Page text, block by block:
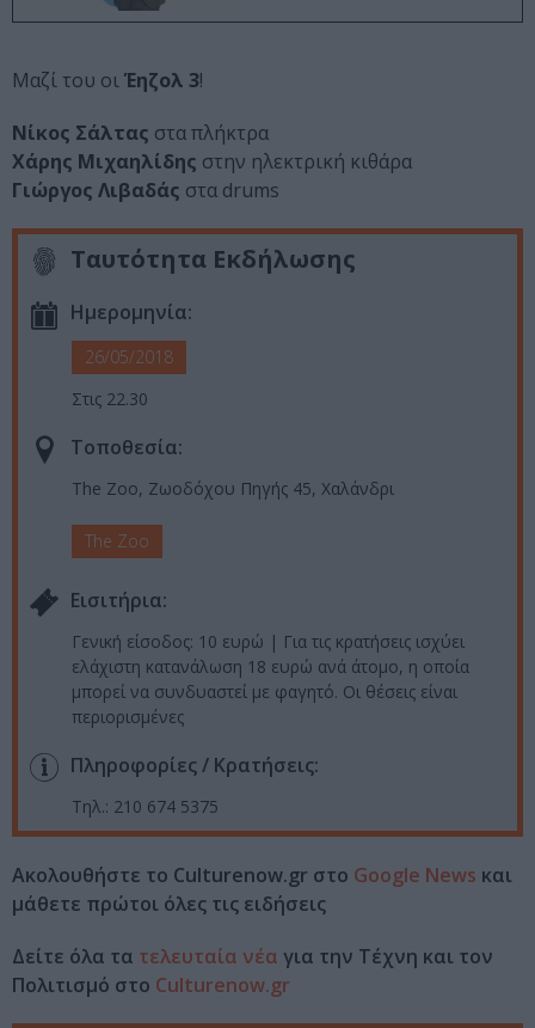
Μαζί του οιΈηζολ 3!
Νίκος Σάλτας στα πλήκτρα
Χάρης Μιχαηλίδης στην ηλεκτρική κιθάρα
Γιώργος Λιβαδάς στα drums
Ταυτότητα Εκδήλωσης
Ημερομηνία:
26/05/2018
Στις 22.30
Τοποθεσία:
The Zoo, Ζωοδόχου Πηγής 45, Χαλάνδρι
The Zoo
Eισιτήρια:
Γενική είσοδος: 10 ευρώ | Για τις κρατήσεις ισχύει
ελάχιστη κατανάλωση 18 ευρώ ανά άτομο, η οποία
μπορεί να συνδυαστεί με φαγητό. Οι θέσεις είναι
περιορισμένες
Πληροφορίες / Κρατήσεις:
Τηλ.: 210 674 5375
Ακολουθήστε το Culturenow.gr στο Google News και
μάθετε πρώτοι όλες τις ειδήσεις
Δείτε όλα τα τελευταία νέα για την Τέχνη και τον
Πολιτισμό στο Culturenow.gr